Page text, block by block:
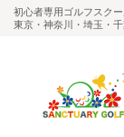
初心者専用ゴルフスク
東京・神奈川・埼玉・